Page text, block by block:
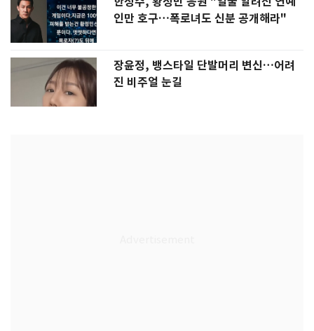
인만 호구…폭로녀도 신분 공개해라"
장윤정, 뱅스타일 단발머리 변신…어려
진 비주얼 눈길